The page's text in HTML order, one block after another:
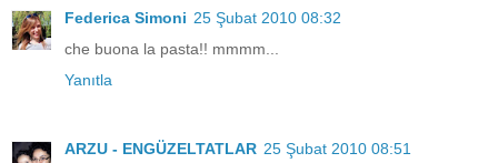
Federica Simoni 25 Şubat 2010 08:32
che buona la pasta!! mmmm...
Yanıtla
ARZU - ENGÜZELTATLAR 25 Şubat 2010 08:51